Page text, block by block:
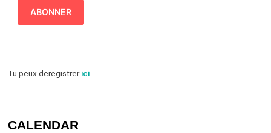
ABONNER
Tu peux deregistrerici.
CALENDAR